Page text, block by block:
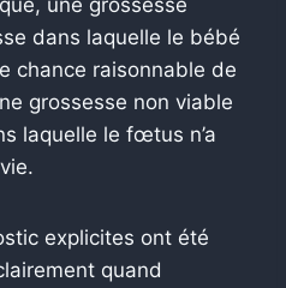
dans laquelle le bébé
chance raisonnable de
grossesse non viable
laquelle le fœtus n’a
explicites ont été
quand